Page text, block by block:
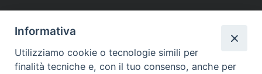
Informativa
Utilizziamo cookie o tecnologie simili per
finalità tecniche e, con il tuo consenso, anche per